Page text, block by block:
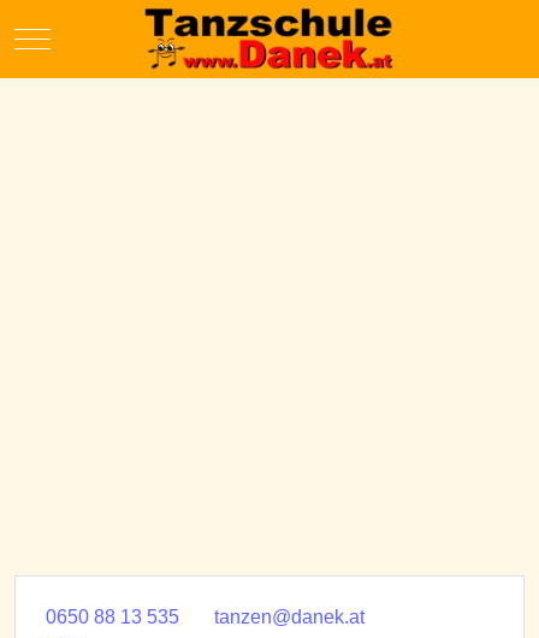
Mobile Menu Toggle
0650 88 13 535
tanzen@danek.at